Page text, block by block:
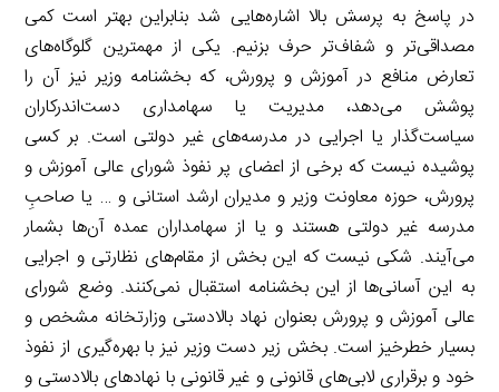
در پاسخ به پرسش بالا اشاره‌هایی شد بنابراین بهتر است کمی
مصداقی‌تر و شفاف‌تر حرف بزنیم. یکی از مهمترین گلوگاه‌های
تعارض منافع در آموزش و پرورش، که بخشنامه وزیر نیز آن را
پوشش می‌دهد، مدیریت یا سهامداری دست‌اندرکاران
سیاست‌گذار یا اجرایی در مدرسه‌های غیر دولتی است. بر کسی
پوشیده نیست که برخی از اعضای پر نفوذ شورای عالی آموزش و
پرورش، حوزه معاونت وزیر و مدیران ارشد استانی و … یا صاحبِ
مدرسه غیر دولتی هستند و یا از سهامداران عمده آن‌ها بشمار
می‌آیند. شکی نیست که این بخش از مقام‌های نظارتی و اجرایی
به این آسانی‌ها از این بخشنامه استقبال نمی‌کنند. وضع شورای
عالی آموزش و پرورش بعنوان نهاد بالادستی وزارتخانه مشخص و
بسیار خطرخیز است. بخش زیر دست وزیر نیز با بهره‌گیری از نفوذ
خود و برقراری لابی‌های قانونی و غیر قانونی با نهادهای بالادستی و